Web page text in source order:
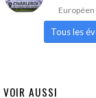
Européen
Tous les
VOIR AUSSI